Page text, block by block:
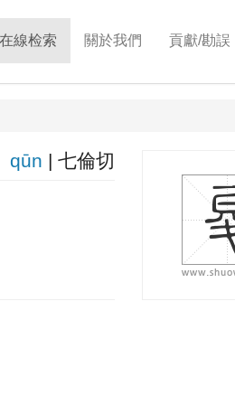
在線检索 關於我們 貢獻/勘誤
qūn | 七倫切